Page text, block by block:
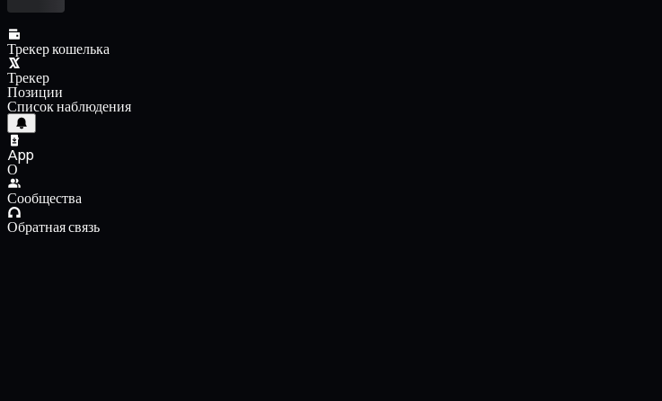
Трекер кошелька
Трекер
Позиции
Список наблюдения
App
О
Сообщества
Обратная связь